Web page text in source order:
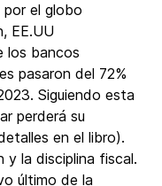
por el globo
EE.UU
los bancos
pasaron del 72%
Siguiendo esta
perderá su
en el libro).
y la disciplina fiscal.
último de la